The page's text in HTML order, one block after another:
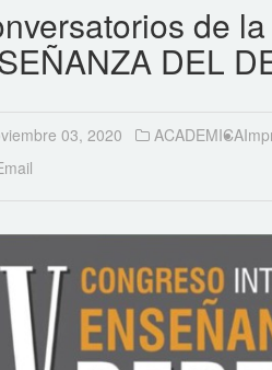
de
DEL
03, 2020 ACADEMICA